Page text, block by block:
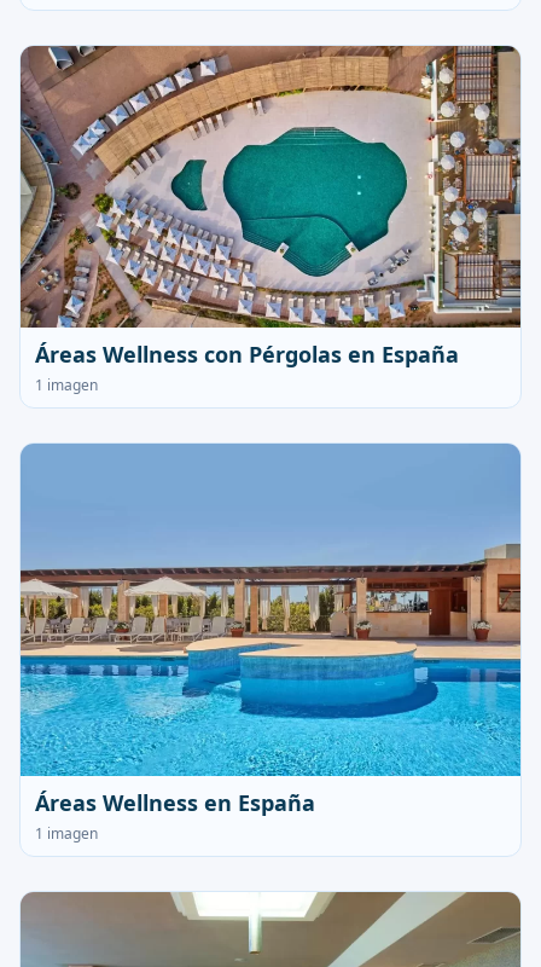
Áreas Wellness con Pérgolas en España
1 imagen
Áreas Wellness en España
1 imagen